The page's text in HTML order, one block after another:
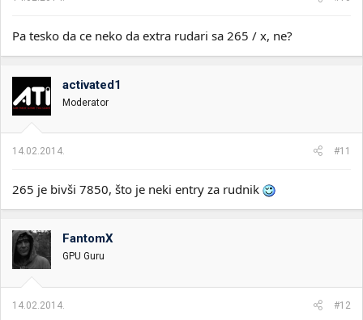
Pa tesko da ce neko da extra rudari sa 265 / x, ne?
activated1
Moderator
14.02.2014. #11
265 je bivši 7850, što je neki entry za rudnik
FantomX
GPU Guru
14.02.2014. #12